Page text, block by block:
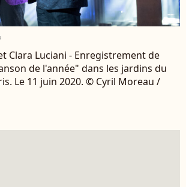
Clara Luciani - Enregistrement de
de l'année" dans les jardins du
Le 11 juin 2020. © Cyril Moreau /